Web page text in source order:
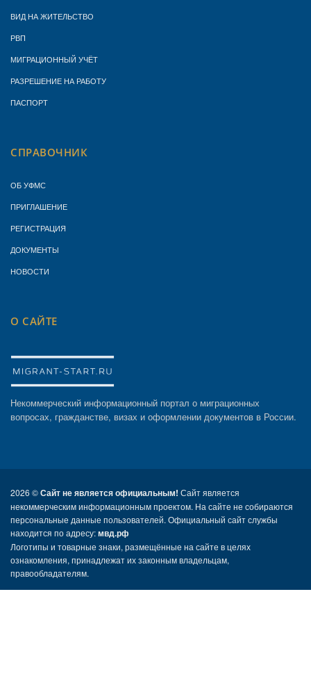
ВИД НА ЖИТЕЛЬСТВО
РВП
МИГРАЦИОННЫЙ УЧЁТ
РАЗРЕШЕНИЕ НА РАБОТУ
ПАСПОРТ
СПРАВОЧНИК
ОБ УФМС
ПРИГЛАШЕНИЕ
РЕГИСТРАЦИЯ
ДОКУМЕНТЫ
НОВОСТИ
О САЙТЕ
Некоммерческий информационный портал о миграционных
вопросах, гражданстве, визах и оформлении документов в России.
2026 ©Сайт не является официальным! Сайт является
некоммерческим информационным проектом. На сайте не собираются
персональные данные пользователей. Официальный сайт службы
находится по адресу:мвд.рф
Логотипы и товарные знаки, размещённые на сайте в целях
ознакомления, принадлежат их законным владельцам,
правообладателям.